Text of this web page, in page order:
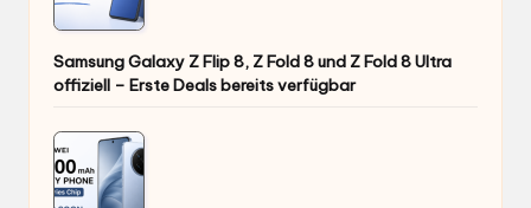
Samsung Galaxy Z Flip 8, Z Fold 8 und Z Fold 8 Ultra
offiziell – Erste Deals bereits verfügbar